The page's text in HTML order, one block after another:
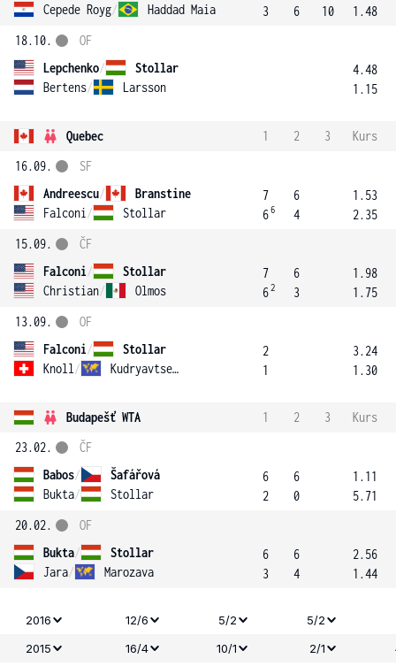
Cepede Royg/ Haddad Maia
3
6
10
1.48
18.10.
Lepchenko/
Stollar
Bertens/ Larsson
OF
4.48
1.15
Quebec 1 2 3
Kurs
16.09.
Andreescu/
Branstine
Falconi / Stollar
SF
7
66
6
4
1.53
2.35
15.09.
Falconi/
Stollar
Christian/ Olmos
ČF
7
62
6
3
1.98
1.75
13.09.
Falconi/
Stollar
Knoll / Kudryavtseva
OF
2
1
3.24
1.30
Budapešť WTA 1 2 3
Kurs
23.02.
Babos/
Šafářová
Bukta/ Stollar
ČF
6
2
6
0
1.11
5.71
20.02.
Bukta/
Stollar
Jara/ Marozava
OF
6
3
6
4
2.56
1.44
2016 12/6 5/2 5/2
2015
16/4 10/1 2/1